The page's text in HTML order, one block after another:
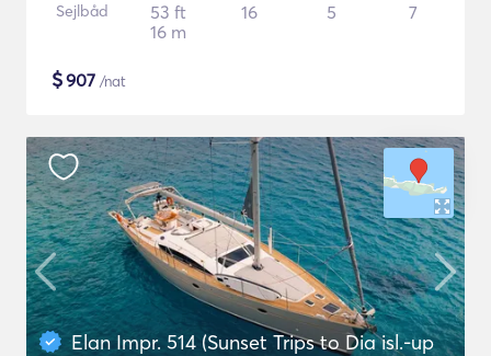
Sejlbåd
53 ft
16 m
16 5 7
$907 /nat
Elan Impr. 514 (Sunset Trips to Dia isl.-up